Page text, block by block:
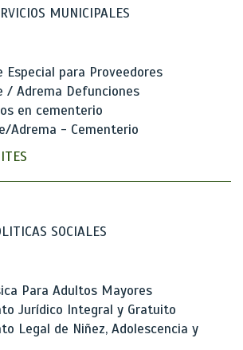
MUNICIPALES
Especial para Proveedores
/ Adrema Defunciones
en cementerio
Adrema - Cementerio
SOCIALES
Para Adultos Mayores
Jurídico Integral y Gratuito
Legal de Niñez, Adolescencia y